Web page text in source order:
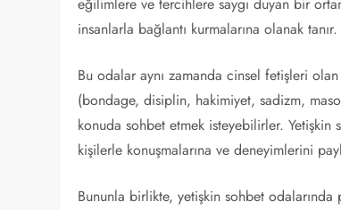
eğilimlere ve tercihlere saygı duyan bir
insanlarla bağlantı kurmalarına olanak tanır.
Bu odalar aynı zamanda cinsel fetişleri
(bondage, disiplin, hakimiyet, sadizm,
konuda sohbet etmek isteyebilirler.
kişilerle konuşmalarına ve deneyimlerini
Bununla birlikte, yetişkin sohbet